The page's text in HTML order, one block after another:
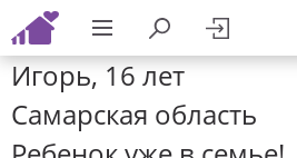
Игорь, 16 лет
Самарская область